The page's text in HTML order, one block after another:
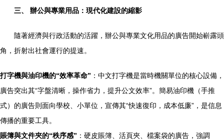
三、 辦公與專業用品：現代化建設的縮影
隨著經濟與行政活動的活躍，辦公與專業文化用品的廣告開始嶄露頭
角，折射出社會運行的提速。
打字機與油印機的“效率革命” ：中文打字機是當時機關單位的核心設備，
廣告突出其“字盤清晰，操作省力，提升公文效率”。簡易油印機（手推
式）的廣告則面向學校、小單位，宣傳其“快速復印，成本低廉”，是信息
傳播的重要工具。
賬簿與文件夾的“秩序感” ：硬皮賬簿、活頁夾、檔案袋的廣告，強調